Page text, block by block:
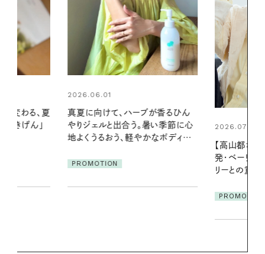
が香るひん
い季節に心
2026.07.21
発・ベーリングの腕時計】 アクセサ
リーとの重ねづけも素敵な大人の
2026.06.01
える夜の爽
PROMOTION